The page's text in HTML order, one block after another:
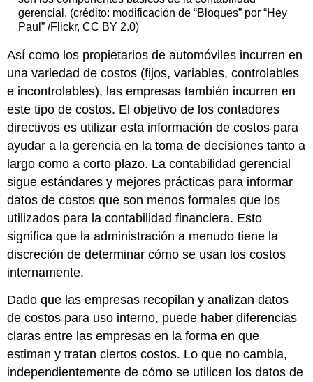
gerencial. (crédito: modificación de “Bloques” por “Hey
Paul” /Flickr, CC BY 2.0)
Así como los propietarios de automóviles incurren en
una variedad de costos (fijos, variables, controlables
e incontrolables), las empresas también incurren en
este tipo de costos. El objetivo de los contadores
directivos es utilizar esta información de costos para
ayudar a la gerencia en la toma de decisiones tanto a
largo como a corto plazo. La contabilidad gerencial
sigue estándares y mejores prácticas para informar
datos de costos que son menos formales que los
utilizados para la contabilidad financiera. Esto
significa que la administración a menudo tiene la
discreción de determinar cómo se usan los costos
internamente.
Dado que las empresas recopilan y analizan datos
de costos para uso interno, puede haber diferencias
claras entre las empresas en la forma en que
estiman y tratan ciertos costos. Lo que no cambia,
independientemente de cómo se utilicen los datos de